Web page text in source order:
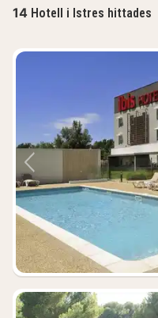
14 Hotell i Istres hittades
Föregående bild